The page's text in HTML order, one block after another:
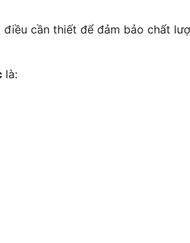
cần thiết để đảm bảo chất
là: